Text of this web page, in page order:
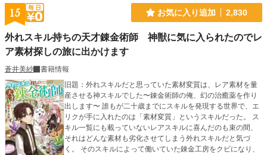
15 お気に入り追加 2,830
外れスキル持ちの天才錬金術師 神獣に気に入られたのでレ
ア素材探しの旅に出かけます
蒼井美紗
書籍情報
旧題：外れスキルだと思っていた素材変質は、レア素材を量
産させる神スキルでした〜錬金術師の俺、幻の治癒薬を作り
出します〜 誰もが二十歳までにスキルを発現する世界で、エ
リクが手に入れたのは「素材変質」というスキルだった。 ス
キル一覧にも載っていないレアスキルに喜んだのも束の間、
それはどんな素材も劣化させてしまう外れスキルだと気づ
く。 そのスキルによって働いていた錬金工房をクビになり、